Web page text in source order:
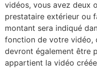
vidéos, vous avez deux
prestataire extérieur ou
montant sera indiqué
fonction de votre vidéo,
devront également être
appartient la vidéo